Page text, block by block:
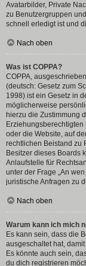
Avatarbilder, Private
zu Benutzergruppen
schnell erledigt ist und
Nach oben
Was ist COPPA?
COPPA,
(deutsch: Gesetz zum
1998) ist ein Gesetz in
möglicherweise
hierzu die Zustimmung
oder die Website, auf
rechtlichen Beistand zu
Besitzer dieses Boards
Anlaufstelle für
unter der Frage „An
juristische Anfragen zu
Nach oben
Warum kann ich mich
Es kann sein, dass die
ausgeschaltet hat,
Es könnte auch sein,
du dich registrieren